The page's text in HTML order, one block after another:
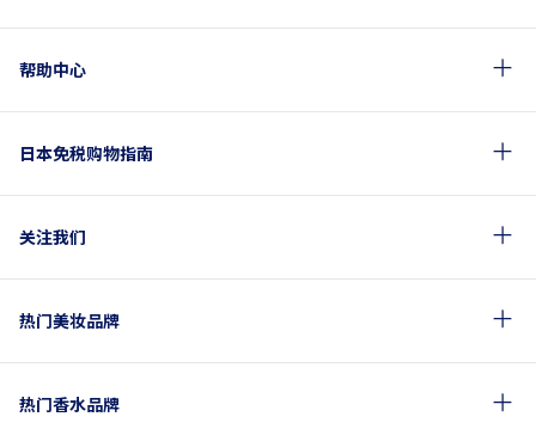
帮助中心
日本免税购物指南
关注我们
热门美妆品牌
热门香水品牌